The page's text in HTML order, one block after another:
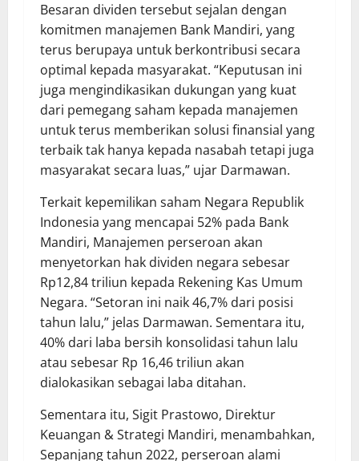
Besaran dividen tersebut sejalan dengan
komitmen manajemen Bank Mandiri, yang
terus berupaya untuk berkontribusi secara
optimal kepada masyarakat. “Keputusan ini
juga mengindikasikan dukungan yang kuat
dari pemegang saham kepada manajemen
untuk terus memberikan solusi finansial yang
terbaik tak hanya kepada nasabah tetapi juga
masyarakat secara luas,” ujar Darmawan.
Terkait kepemilikan saham Negara Republik
Indonesia yang mencapai 52% pada Bank
Mandiri, Manajemen perseroan akan
menyetorkan hak dividen negara sebesar
Rp12,84 triliun kepada Rekening Kas Umum
Negara. “Setoran ini naik 46,7% dari posisi
tahun lalu,” jelas Darmawan. Sementara itu,
40% dari laba bersih konsolidasi tahun lalu
atau sebesar Rp 16,46 triliun akan
dialokasikan sebagai laba ditahan.
Sementara itu, Sigit Prastowo, Direktur
Keuangan & Strategi Mandiri, menambahkan,
Sepanjang tahun 2022, perseroan alami